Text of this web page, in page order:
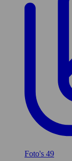
Foto's 49